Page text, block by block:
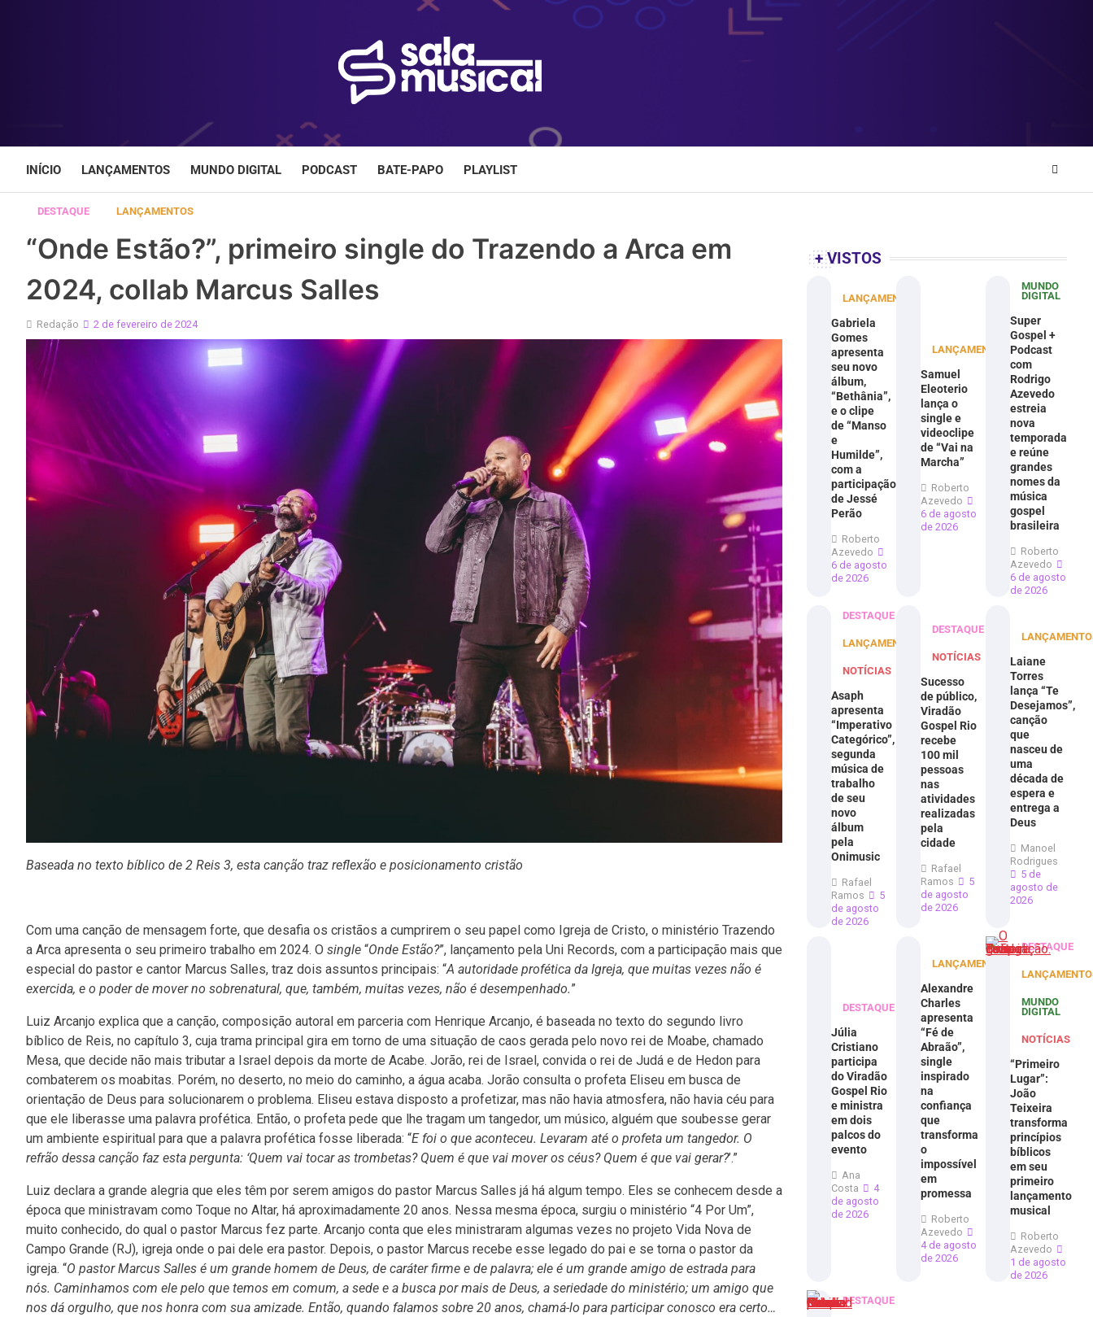
INÍCIO LANÇAMENTOS MUNDO DIGITAL PODCAST BATE-PAPO PLAYLIST
DESTAQUE LANÇAMENTOS
“Onde Estão?”, primeiro single do Trazendo a Arca em
2024, collab Marcus Salles
Redação 2 de fevereiro de 2024
Baseada no texto bíblico de 2 Reis 3, esta canção traz reflexão e posicionamento cristão
Com uma canção de mensagem forte, que desafia os cristãos a cumprirem o seu papel como Igreja de Cristo, o ministério Trazendo
a Arca apresenta o seu primeiro trabalho em 2024. O single “Onde Estão?”, lançamento pela Uni Records, com a participação mais que
especial do pastor e cantor Marcus Salles, traz dois assuntos principais: “A autoridade profética da Igreja, que muitas vezes não é
exercida, e o poder de mover no sobrenatural, que, também, muitas vezes, não é desempenhado.”
Luiz Arcanjo explica que a canção, composição autoral em parceria com Henrique Arcanjo, é baseada no texto do segundo livro
bíblico de Reis, no capítulo 3, cuja trama principal gira em torno de uma situação de caos gerada pelo novo rei de Moabe, chamado
Mesa, que decide não mais tributar a Israel depois da morte de Acabe. Jorão, rei de Israel, convida o rei de Judá e de Hedon para
combaterem os moabitas. Porém, no deserto, no meio do caminho, a água acaba. Jorão consulta o profeta Eliseu em busca de
orientação de Deus para solucionarem o problema. Eliseu estava disposto a profetizar, mas não havia atmosfera, não havia céu para
que ele liberasse uma palavra profética. Então, o profeta pede que lhe tragam um tangedor, um músico, alguém que soubesse gerar
um ambiente espiritual para que a palavra profética fosse liberada: “E foi o que aconteceu. Levaram até o profeta um tangedor. O
refrão dessa canção faz esta pergunta: ‘Quem vai tocar as trombetas? Quem é que vai mover os céus? Quem é que vai gerar?’.”
Luiz declara a grande alegria que eles têm por serem amigos do pastor Marcus Salles já há algum tempo. Eles se conhecem desde a
época que ministravam como Toque no Altar, há aproximadamente 20 anos. Nessa mesma época, surgiu o ministério “4 Por Um”,
muito conhecido, do qual o pastor Marcus fez parte. Arcanjo conta que eles ministraram algumas vezes no projeto Vida Nova de
Campo Grande (RJ), igreja onde o pai dele era pastor. Depois, o pastor Marcus recebe esse legado do pai e se torna o pastor da
igreja. “O pastor Marcus Salles é um grande homem de Deus, de caráter firme e de palavra; ele é um grande amigo de estrada para
nós. Caminhamos com ele pelo que temos em comum, a sede e a busca por mais de Deus, a seriedade do ministério; um amigo que
nos dá orgulho, que nos honra com sua amizade. Então, quando falamos sobre 20 anos, chamá-lo para participar conosco era certo…
+ VISTOS
LANÇAMENTOS
Gabriela
Gomes
apresenta
seu novo
álbum,
“Bethânia”,
e o clipe
de “Manso
e
Humilde”,
com a
participação
de Jessé
Perão
Roberto
Azevedo
6 de agosto
de 2026
LANÇAMENTOS
Samuel
Eleoterio
lança o
single e
videoclipe
de “Vai na
Marcha”
Roberto
Azevedo
6 de agosto
de 2026
MUNDO
DIGITAL
Super
Gospel +
Podcast
com
Rodrigo
Azevedo
estreia
nova
temporada
e reúne
grandes
nomes da
música
gospel
brasileira
Roberto
Azevedo
6 de agosto
de 2026
DESTAQUE
LANÇAMENTOS
NOTÍCIAS
Asaph
apresenta
“Imperativo
Categórico”,
segunda
música de
trabalho
de seu
novo
álbum
pela
Onimusic
Rafael
Ramos
5
de agosto
de 2026
DESTAQUE
NOTÍCIAS
Sucesso
de público,
Viradão
Gospel Rio
recebe
100 mil
pessoas
nas
atividades
realizadas
pela
cidade
Rafael
Ramos
5
de agosto
de 2026
Laiane
Torres
lança “Te
Desejamos”,
canção
que
nasceu de
uma
década de
espera e
entrega a
Deus
Manoel
Rodrigues
5 de
agosto de
2026
DESTAQUE
Júlia
Cristiano
participa
do Viradão
Gospel Rio
e ministra
em dois
palcos do
evento
Ana
Costa
4
de agosto
de 2026
LANÇAMENTOS
Alexandre
Charles
apresenta
“Fé de
Abraão”,
single
inspirado
na
confiança
que
transforma
o
impossível
em
promessa
Roberto
Azevedo
4 de agosto
de 2026
DESTAQUE
MUNDO
DIGITAL
NOTÍCIAS
“Primeiro
Lugar”:
João
Teixeira
transforma
princípios
bíblicos
em seu
primeiro
lançamento
musical
Roberto
Azevedo
1 de agosto
de 2026
DESTAQUE